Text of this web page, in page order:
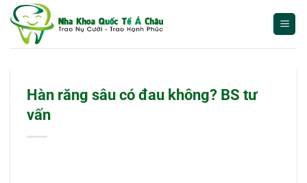
qua
Hàn răng sâu có đau không? BS tư
vấn